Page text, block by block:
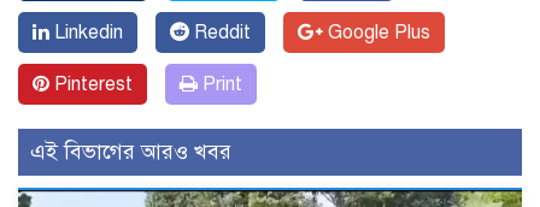
Linkedin Reddit Google Plus
Pinterest Print
এই বিভাগের আরও খবর